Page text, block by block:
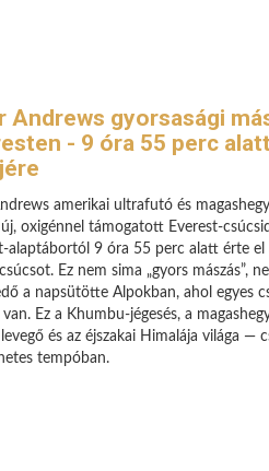
Andrews gyorsasági
- 9 óra 55 perc
amerikai ultrafutó és
új, oxigénnel támogatott Everest-
alaptábortól 9 óra 55 perc alatt érte
Ez nem sima „gyors mászás”,
a napsütötte Alpokban, ahol egyes
van. Ez a Khumbu-jégesés, a
és az éjszakai Himalája világa —
tempóban.